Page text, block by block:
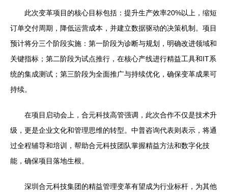
此次变革项目的核心目标包括：提升生产效率20%以上，缩短
订单交付周期，降低运营成本，并建立数据驱动的决策机制。项目
预计将分三个阶段实施：第一阶段为诊断与规划，明确改进领域和
关键指标；第二阶段为试点推行，在核心产线进行精益工具和IT系
统的集成测试；第三阶段为全面推广与持续优化，确保变革成果可
持续。
在项目启动会上，合元科技高管强调，此次合作不仅是技术升
级，更是企业文化和管理思维的转型。中普咨询代表则表示，将通
过全程辅导和培训，帮助合元科技团队掌握精益方法和数字化技
能，确保项目落地生根。
深圳合元科技集团的精益管理变革有望成为行业标杆，为其他